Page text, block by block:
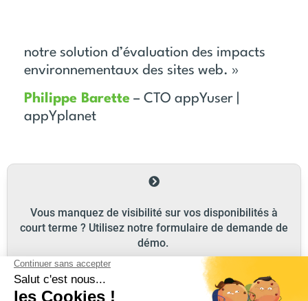
notre solution d’évaluation des impacts
environnementaux des sites web. »
Philippe Barette – CTO appYuser |
appYplanet
Vous manquez de visibilité sur vos disponibilités à
court terme ? Utilisez notre formulaire de demande de
démo.